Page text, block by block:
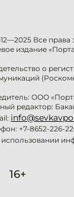
Все
издание
о
ООО
редактор:
+7-8652-226-
16+